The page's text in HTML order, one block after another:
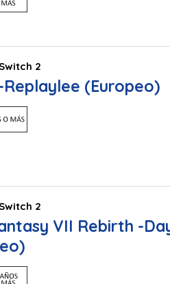
2
(Europeo)
2
VII Rebirth -